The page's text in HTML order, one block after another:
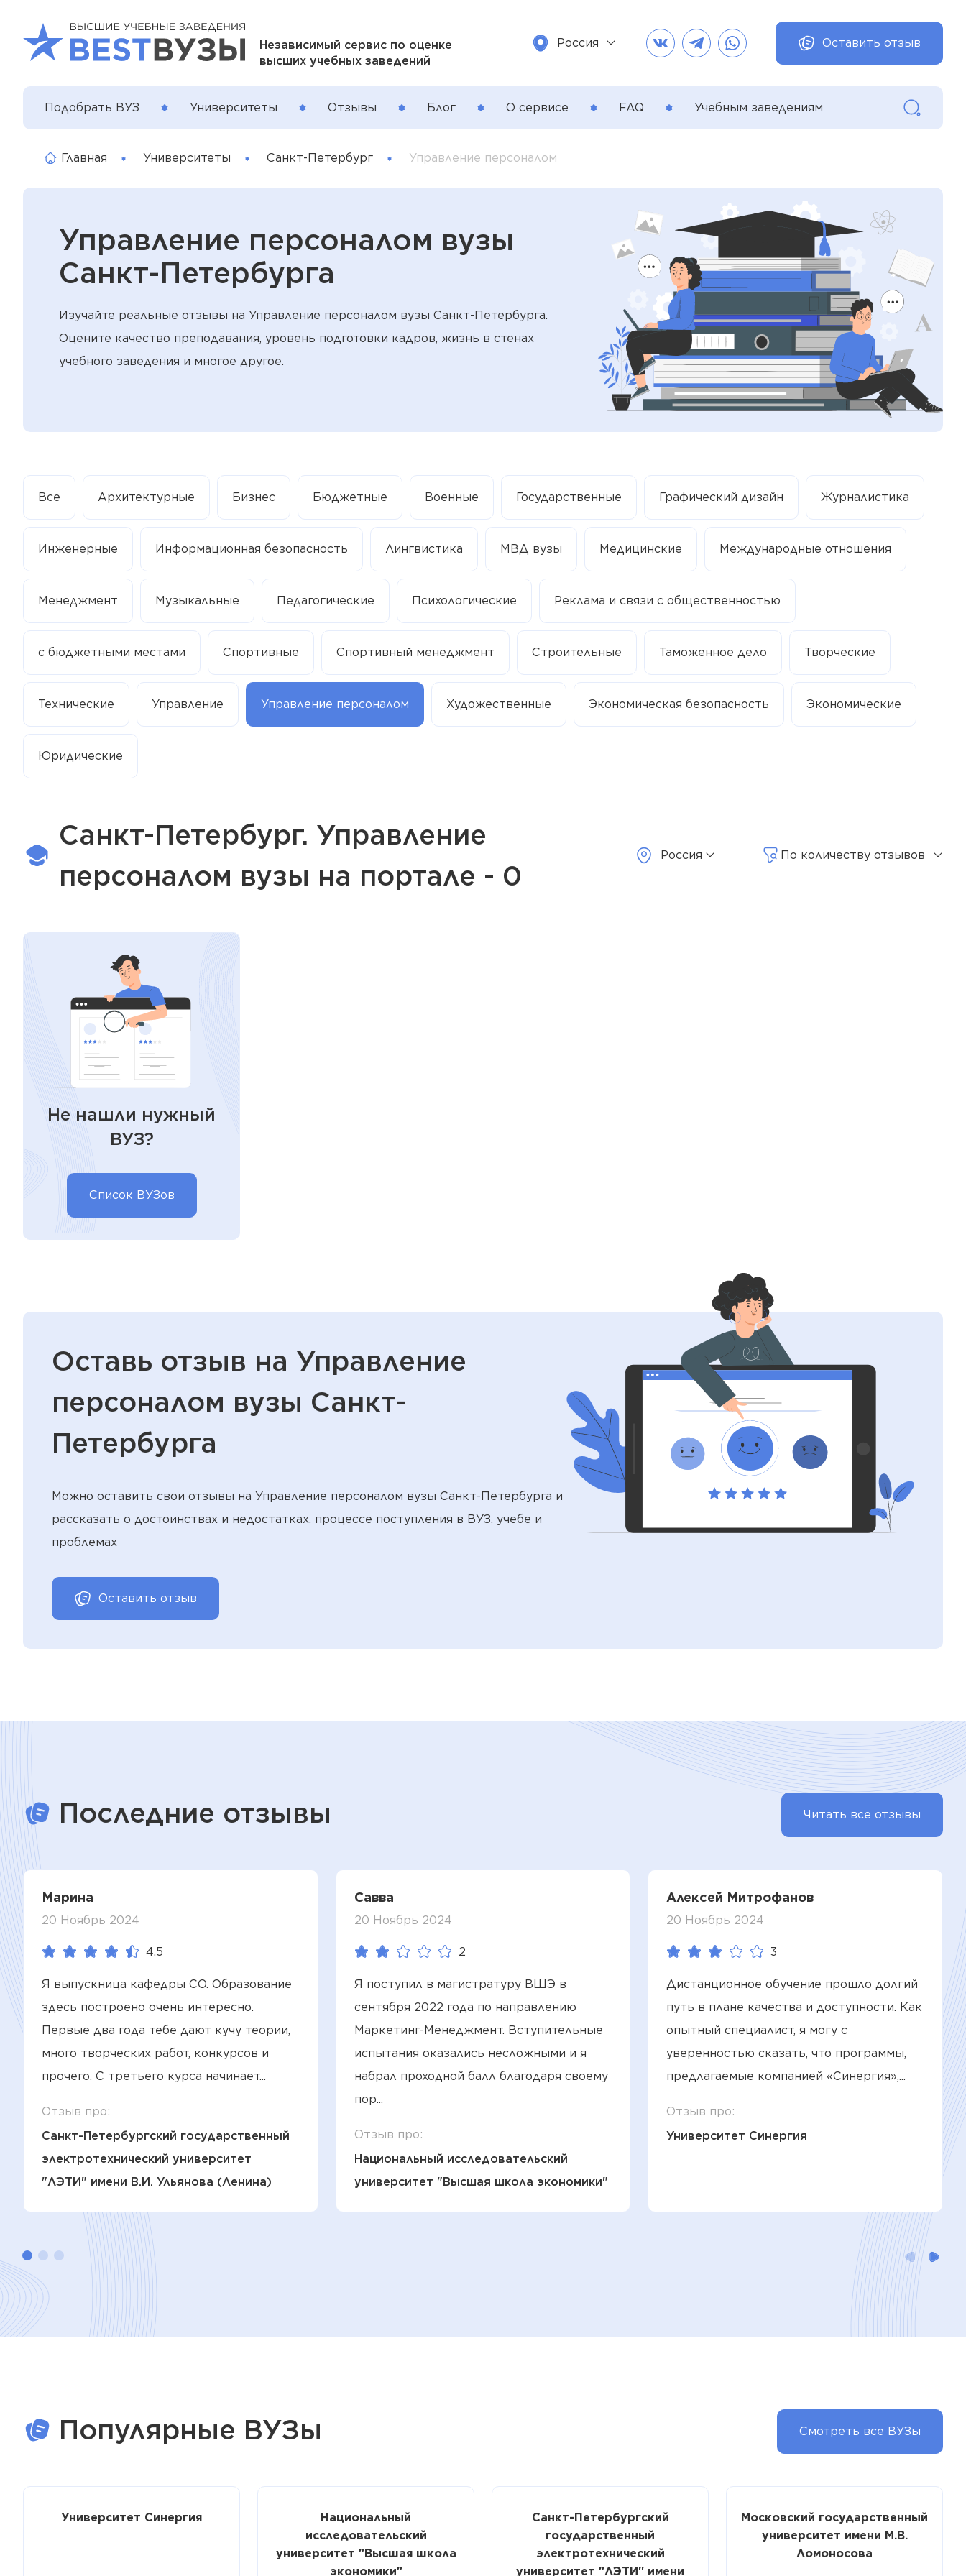
Независимый сервис по оценке
высших учебных заведений
Россия Оставить отзыв
Подобрать ВУЗ Университеты Отзывы Блог О сервисе FAQ Учебным заведениям
Главная Университеты Санкт-Петербург Управление персоналом
Управление персоналом вузы
Санкт-Петербурга
Изучайте реальные отзывы на Управление персоналом вузы Санкт-Петербурга.
Оцените качество преподавания, уровень подготовки кадров, жизнь в стенах
учебного заведения и многое другое.
Все Архитектурные Бизнес Бюджетные Военные Государственные Графический дизайн Журналистика
Инженерные Информационная безопасность Лингвистика МВД вузы Медицинские Международные отношения
Менеджмент Музыкальные Педагогические Психологические Реклама и связи с общественностью
с бюджетными местами Спортивные Спортивный менеджмент Строительные Таможенное дело Творческие
Технические Управление Управление персоналом Художественные Экономическая безопасность Экономические
Юридические
Санкт-Петербург. Управление
персоналом вузы на портале - 0
Россия По количеству отзывов
Не нашли нужный
ВУЗ?
Список ВУЗов
Оставь отзыв на Управление
персоналом вузы Санкт-
Петербурга
Можно оставить свои отзывы на Управление персоналом вузы Санкт-Петербурга и
рассказать о достоинствах и недостатках, процессе поступления в ВУЗ, учебе и
проблемах
Оставить отзыв
Последние отзывы Читать все отзывы
Марина
20 Ноябрь 2024
4.5
Я выпускница кафедры СО. Образование
здесь построено очень интересно.
Первые два года тебе дают кучу теории,
много творческих работ, конкурсов и
прочего. С третьего курса начинает...
Отзыв про:
Санкт-Петербургский государственный
электротехнический университет
"ЛЭТИ" имени В.И. Ульянова (Ленина)
Савва
20 Ноябрь 2024
2
Я поступил в магистратуру ВШЭ в
сентября 2022 года по направлению
Маркетинг-Менеджмент. Вступительные
испытания оказались несложными и я
набрал проходной балл благодаря своему
пор...
Отзыв про:
Национальный исследовательский
университет "Высшая школа экономики"
Алексей Митрофанов
20 Ноябрь 2024
3
Дистанционное обучение прошло долгий
путь в плане качества и доступности. Как
опытный специалист, я могу с
уверенностью сказать, что программы,
предлагаемые компанией «Синергия»,...
Отзыв про:
Университет Синергия
Популярные ВУЗы Смотреть все ВУЗы
Университет Синергия
Национальный
исследовательский
университет "Высшая школа
экономики"
Санкт-Петербургский
государственный
электротехнический
университет "ЛЭТИ" имени
Московский государственный
университет имени М.В.
Ломоносова